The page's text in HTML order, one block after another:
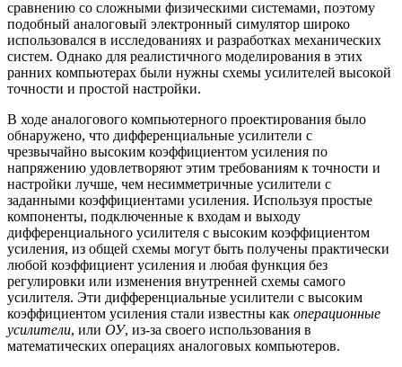
сравнению со сложными физическими системами, поэтому
подобный аналоговый электронный симулятор широко
использовался в исследованиях и разработках механических
систем. Однако для реалистичного моделирования в этих
ранних компьютерах были нужны схемы усилителей высокой
точности и простой настройки.
В ходе аналогового компьютерного проектирования было
обнаружено, что дифференциальные усилители с
чрезвычайно высоким коэффициентом усиления по
напряжению удовлетворяют этим требованиям к точности и
настройки лучше, чем несимметричные усилители с
заданными коэффициентами усиления. Используя простые
компоненты, подключенные к входам и выходу
дифференциального усилителя с высоким коэффициентом
усиления, из общей схемы могут быть получены практически
любой коэффициент усиления и любая функция без
регулировки или изменения внутренней схемы самого
усилителя. Эти дифференциальные усилители с высоким
коэффициентом усиления стали известны как операционные
усилители, или ОУ, из-за своего использования в
математических операциях аналоговых компьютеров.